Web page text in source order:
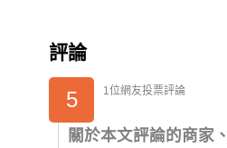
評論
5 1位網友投票評論
關於本文評論的商家